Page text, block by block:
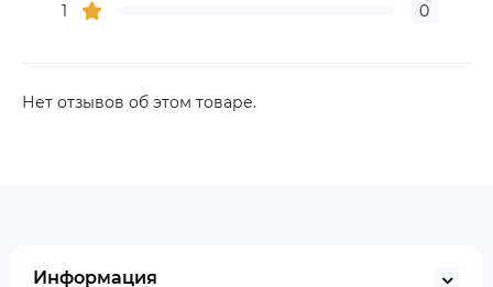
1
0
Нет отзывов об этом товаре.
Информация